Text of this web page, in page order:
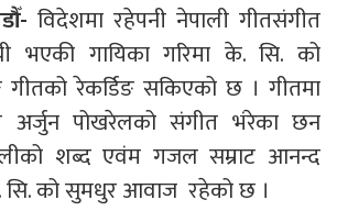
विदेशमा रहेपनी नेपाली गीतसंगीत
भएकी गायिका गरिमा के. सि. को
गीतको रेकर्डिङ सकिएको छ । गीतमा
अर्जुन पोखरेलको संगीत भंरेका छन
शब्द एवंम गजल सम्राट आनन्द
सि. को सुमधुर आवाज रहेको छ ।